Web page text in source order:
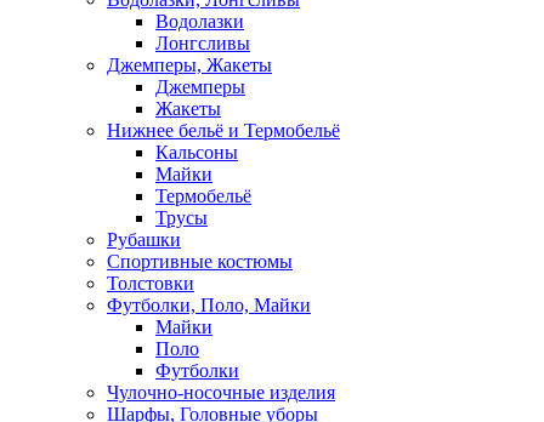
Водолазки
Лонгсливы
Джемперы, Жакеты
Джемперы
Жакеты
Нижнее бельё и Термобельё
Кальсоны
Майки
Термобельё
Трусы
Рубашки
Спортивные костюмы
Толстовки
Футболки, Поло, Майки
Майки
Поло
Футболки
Чулочно-носочные изделия
Шарфы, Головные уборы